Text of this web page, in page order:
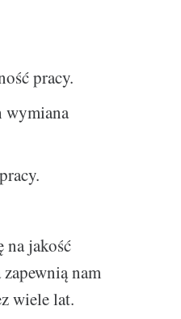
pracy.
wymiana
na jakość
nam
wiele lat.